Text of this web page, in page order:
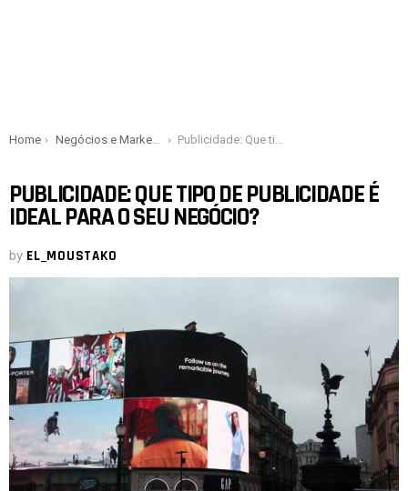
You are here:
Home Negócios e Marketing Publicidade: Que tipo de publicidade é ideal para o seu negócio?
PUBLICIDADE: QUE TIPO DE PUBLICIDADE É
IDEAL PARA O SEU NEGÓCIO?
by EL_MOUSTAKO